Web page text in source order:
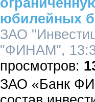
юбилейных
ЗАО
"ФИНАМ",
ЗАО «Банк